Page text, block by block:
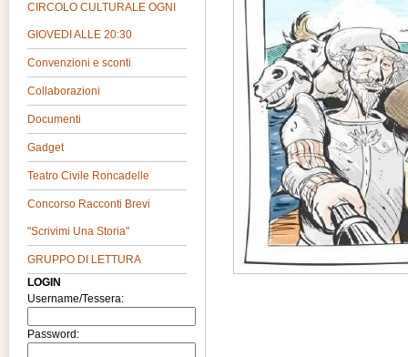
CIRCOLO CULTURALE OGNI
GIOVEDI ALLE 20:30
Convenzioni e sconti
Collaborazioni
Documenti
Gadget
Teatro Civile Roncadelle
Concorso Racconti Brevi
"Scrivimi Una Storia"
GRUPPO DI LETTURA
LOGIN
Username/Tessera:
Password: